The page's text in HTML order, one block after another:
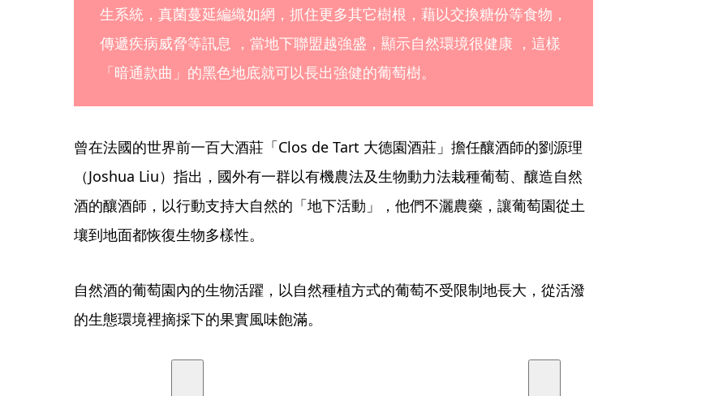
生系統，真菌蔓延編織如網，抓住更多其它樹根，藉以交換糖份等食物，
傳遞疾病威脅等訊息 ，當地下聯盟越強盛，顯示自然環境很健康 ，這樣
「暗通款曲」的黑色地底就可以長出強健的葡萄樹。
曾在法國的世界前一百大酒莊「Clos de Tart 大德園酒莊」擔任釀酒師的劉源理
（Joshua Liu）指出，國外有一群以有機農法及生物動力法栽種葡萄、釀造自然
酒的釀酒師，以行動支持大自然的「地下活動」，他們不灑農藥，讓葡萄園從土
壤到地面都恢復生物多樣性。
自然酒的葡萄園內的生物活躍，以自然種植方式的葡萄不受限制地長大，從活潑
的生態環境裡摘採下的果實風味飽滿。